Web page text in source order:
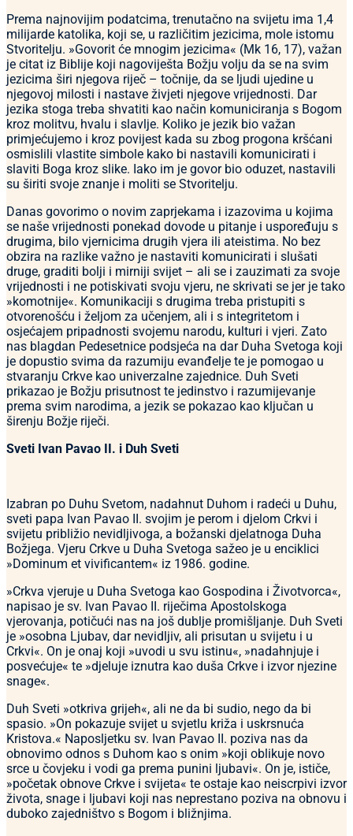
Prema najnovijim podatcima, trenutačno na svijetu ima 1,4
milijarde katolika, koji se, u različitim jezicima, mole istomu
Stvoritelju. »Govorit će mnogim jezicima« (Mk 16, 17), važan
je citat iz Biblije koji nagoviješta Božju volju da se na svim
jezicima širi njegova riječ – točnije, da se ljudi ujedine u
njegovoj milosti i nastave živjeti njegove vrijednosti. Dar
jezika stoga treba shvatiti kao način komuniciranja s Bogom
kroz molitvu, hvalu i slavlje. Koliko je jezik bio važan
primjećujemo i kroz povijest kada su zbog progona kršćani
osmislili vlastite simbole kako bi nastavili komunicirati i
slaviti Boga kroz slike. Iako im je govor bio oduzet, nastavili
su širiti svoje znanje i moliti se Stvoritelju.
Danas govorimo o novim zaprjekama i izazovima u kojima
se naše vrijednosti ponekad dovode u pitanje i uspoređuju s
drugima, bilo vjernicima drugih vjera ili ateistima. No bez
obzira na razlike važno je nastaviti komunicirati i slušati
druge, graditi bolji i mirniji svijet – ali se i zauzimati za svoje
vrijednosti i ne potiskivati svoju vjeru, ne skrivati se jer je tako
»komotnije«. Komunikaciji s drugima treba pristupiti s
otvorenošću i željom za učenjem, ali i s integritetom i
osjećajem pripadnosti svojemu narodu, kulturi i vjeri. Zato
nas blagdan Pedesetnice podsjeća na dar Duha Svetoga koji
je dopustio svima da razumiju evanđelje te je pomogao u
stvaranju Crkve kao univerzalne zajednice. Duh Sveti
prikazao je Božju prisutnost te jedinstvo i razumijevanje
prema svim narodima, a jezik se pokazao kao ključan u
širenju Božje riječi.
Sveti Ivan Pavao II. i Duh Sveti
Izabran po Duhu Svetom, nadahnut Duhom i radeći u Duhu,
sveti papa Ivan Pavao II. svojim je perom i djelom Crkvi i
svijetu približio nevidljivoga, a božanski djelatnoga Duha
Božjega. Vjeru Crkve u Duha Svetoga sažeo je u enciklici
»Dominum et vivificantem« iz 1986. godine.
»Crkva vjeruje u Duha Svetoga kao Gospodina i Životvorca«,
napisao je sv. Ivan Pavao II. riječima Apostolskoga
vjerovanja, potičući nas na još dublje promišljanje. Duh Sveti
je »osobna Ljubav, dar nevidljiv, ali prisutan u svijetu i u
Crkvi«. On je onaj koji »uvodi u svu istinu«, »nadahnjuje i
posvećuje« te »djeluje iznutra kao duša Crkve i izvor njezine
snage«.
Duh Sveti »otkriva grijeh«, ali ne da bi sudio, nego da bi
spasio. »On pokazuje svijet u svjetlu križa i uskrsnuća
Kristova.« Naposljetku sv. Ivan Pavao II. poziva nas da
obnovimo odnos s Duhom kao s onim »koji oblikuje novo
srce u čovjeku i vodi ga prema punini ljubavi«. On je, ističe,
»početak obnove Crkve i svijeta« te ostaje kao neiscrpivi izvor
života, snage i ljubavi koji nas neprestano poziva na obnovu i
duboko zajedništvo s Bogom i bližnjima.